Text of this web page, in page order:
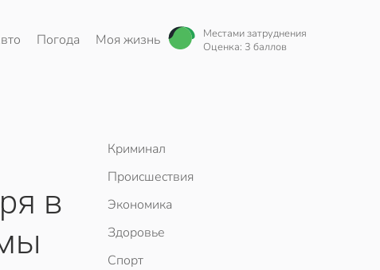
Погода Моя жизнь
Местами затруднения
Оценка: 3 баллов
в
Криминал
Происшествия
Экономика
Здоровье
Спорт